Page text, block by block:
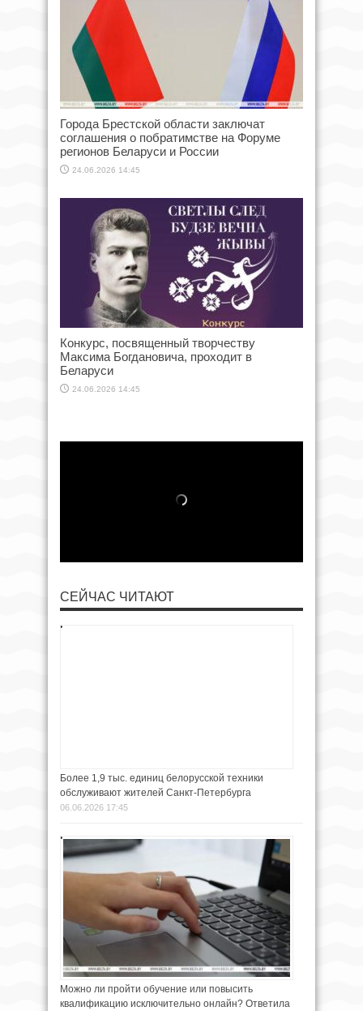
Города Брестской области заключат
соглашения о побратимстве на Форуме
регионов Беларуси и России
24.06.2026 14:45
Конкурс, посвященный творчеству
Максима Богдановича, проходит в
Беларуси
24.06.2026 14:45
СЕЙЧАС ЧИТАЮТ
Более 1,9 тыс. единиц белорусской техники
обслуживают жителей Санкт-Петербурга
06.06.2026 17:45
Можно ли пройти обучение или повысить
квалификацию исключительно онлайн? Ответила